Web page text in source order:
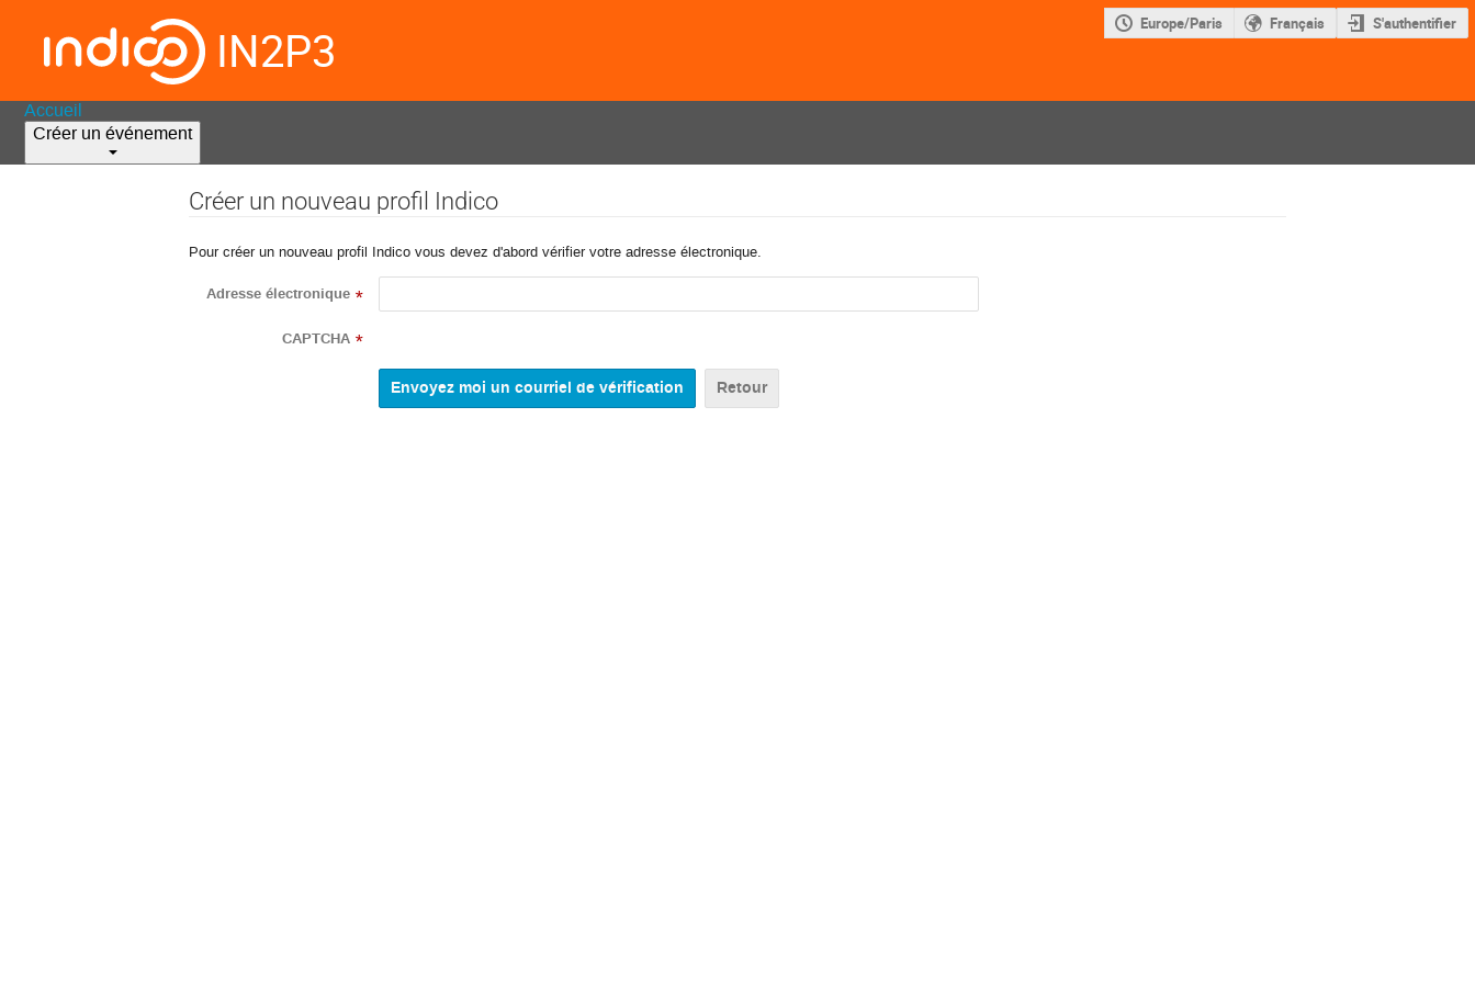
IN2P3 Europe/Paris Français S'authentifier
Accueil
Créer un événement
Créer un nouveau profil Indico
Pour créer un nouveau profil Indico vous devez d'abord vérifier votre adresse électronique.
Adresse électronique *
CAPTCHA *
Retour